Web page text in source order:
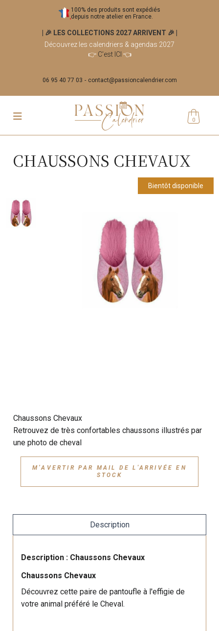
100% des produits sont expédiés
depuis notre atelier en France.
| 🎉 LES COLLECTIONS 2027 ARRIVENT 🎉
Découvrez les calendriers & agendas 2027
👉 C'est ICI 👈
06 95 40 77 03 contact@passioncalendrier.com
0
CHAUSSONS CHEVAUX
Bientôt disponible
Chaussons Chevaux
Retrouvez de très confortables chaussons illustrés par
une photo de cheval
M’AVERTIR PAR MAIL DE L'ARRIVÉE EN
STOCK
Description
Description : Chaussons Chevaux
Chaussons Chevaux
Découvrez cette paire de pantoufle à l'effigie de
votre animal préféré le Cheval.